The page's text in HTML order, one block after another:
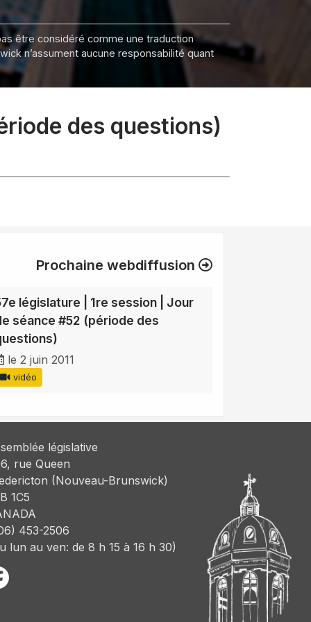
être considéré comme une traduction
n’assument aucune responsabilité quant
des questions)
Prochaine webdiffusion
législature | 1re session | Jour
séance #52 (période des
le 2 juin 2011
vidéo
législative
rue Queen
(Nouveau-Brunswick)
1C5
453-2506
lun au ven: de 8 h 15 à 16 h 30)